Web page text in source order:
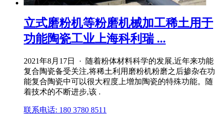
立式磨粉机等粉磨机械加工稀土用于
功能陶瓷工业上海科利瑞 ...
2021年8月17日 · 随着粉体材料科学的发展,近年来功能
复合陶瓷备受关注,将稀土利用磨粉机粉磨之后掺杂在功
能复合陶瓷中可以很大程度上增加陶瓷的特殊功能。随
着技术的不断进步,该 .
联系电话: 180 3780 8511